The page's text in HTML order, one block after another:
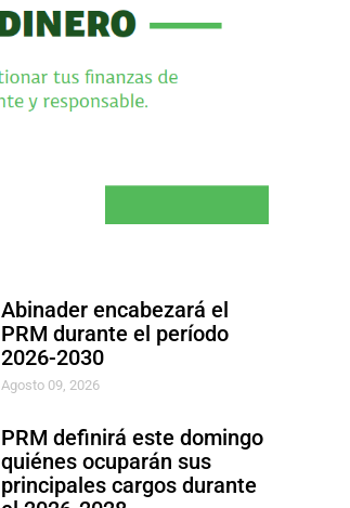
Abinader encabezará el
PRM durante el período
2026-2030
Agosto 09, 2026
PRM definirá este domingo
quiénes ocuparán sus
principales cargos durante